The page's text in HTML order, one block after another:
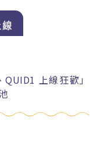
上線狂歡」